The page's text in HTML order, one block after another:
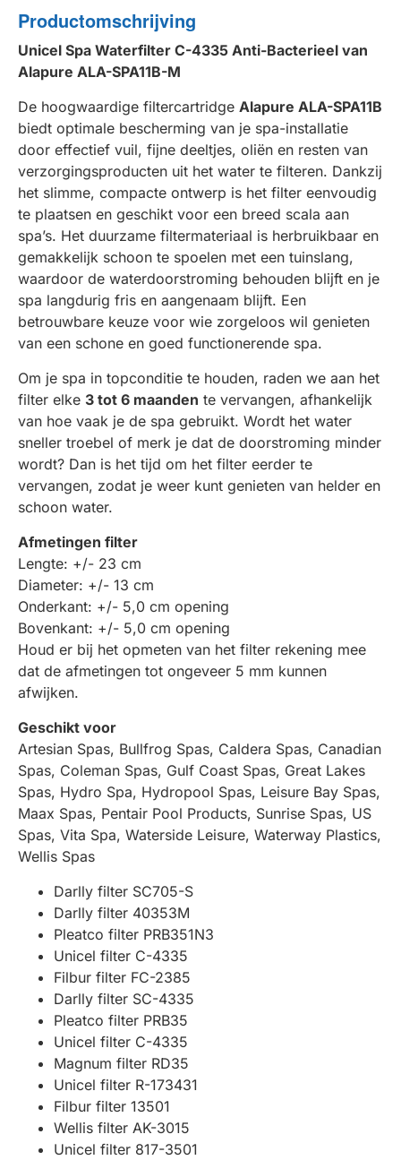
Productomschrijving
Unicel Spa Waterfilter C-4335 Anti-Bacterieel van
Alapure ALA-SPA11B-M
De hoogwaardige filtercartridge Alapure ALA-SPA11B
biedt optimale bescherming van je spa-installatie
door effectief vuil, fijne deeltjes, oliën en resten van
verzorgingsproducten uit het water te filteren. Dankzij
het slimme, compacte ontwerp is het filter eenvoudig
te plaatsen en geschikt voor een breed scala aan
spa’s. Het duurzame filtermateriaal is herbruikbaar en
gemakkelijk schoon te spoelen met een tuinslang,
waardoor de waterdoorstroming behouden blijft en je
spa langdurig fris en aangenaam blijft. Een
betrouwbare keuze voor wie zorgeloos wil genieten
van een schone en goed functionerende spa.
Om je spa in topconditie te houden, raden we aan het
filter elke 3 tot 6 maanden te vervangen, afhankelijk
van hoe vaak je de spa gebruikt. Wordt het water
sneller troebel of merk je dat de doorstroming minder
wordt? Dan is het tijd om het filter eerder te
vervangen, zodat je weer kunt genieten van helder en
schoon water.
Afmetingen filter
Lengte: +/- 23 cm
Diameter: +/- 13 cm
Onderkant: +/- 5,0 cm opening
Bovenkant: +/- 5,0 cm opening
Houd er bij het opmeten van het filter rekening mee
dat de afmetingen tot ongeveer 5 mm kunnen
afwijken.
Geschikt voor
Artesian Spas, Bullfrog Spas, Caldera Spas, Canadian
Spas, Coleman Spas, Gulf Coast Spas, Great Lakes
Spas, Hydro Spa, Hydropool Spas, Leisure Bay Spas,
Maax Spas, Pentair Pool Products, Sunrise Spas, US
Spas, Vita Spa, Waterside Leisure, Waterway Plastics,
Wellis Spas
Darlly filter SC705-S
Darlly filter 40353M
Pleatco filter PRB351N3
Unicel filter C-4335
Filbur filter FC-2385
Darlly filter SC-4335
Pleatco filter PRB35
Unicel filter C-4335
Magnum filter RD35
Unicel filter R-173431
Filbur filter 13501
Wellis filter AK-3015
Unicel filter 817-3501